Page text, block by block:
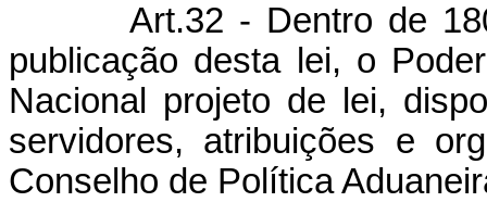
Art.32 - Dentro de 180
publicação desta lei, o
Nacional projeto de lei,
servidores, atribuições e
Conselho de Política